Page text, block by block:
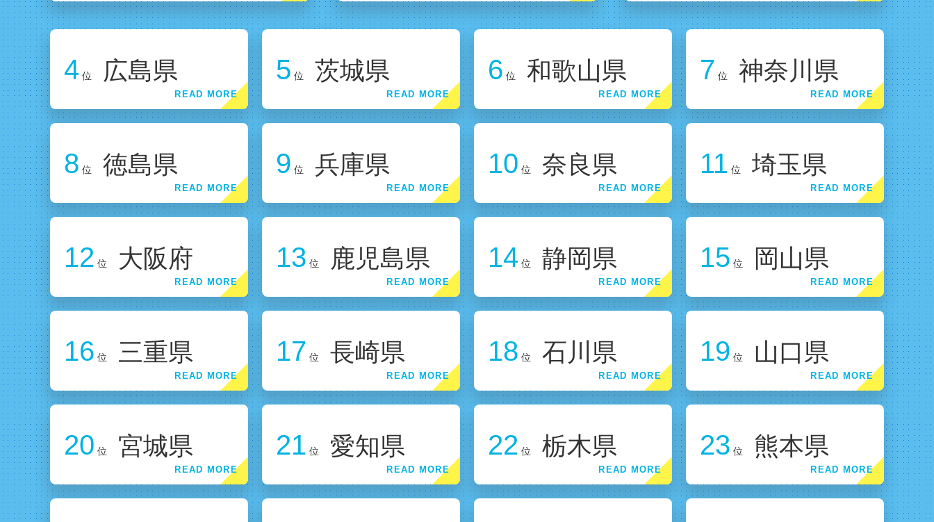
4 位 広島県 5 位 茨城県 6 位 和歌山県 7 位 神奈川県
8 位 徳島県 9 位 兵庫県 10 位 奈良県 11 位 埼玉県
12 位 大阪府 13 位 鹿児島県 14 位 静岡県 15 位 岡山県
16 位 三重県 17 位 長崎県 18 位 石川県 19 位 山口県
20 位 宮城県 21 位 愛知県 22 位 栃木県 23 位 熊本県